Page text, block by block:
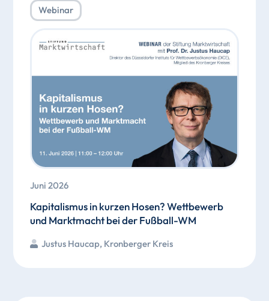
Webinar
Juni 2026
Kapitalismus in kurzen Hosen? Wettbewerb
und Marktmacht bei der Fußball-WM
Justus Haucap, Kronberger Kreis